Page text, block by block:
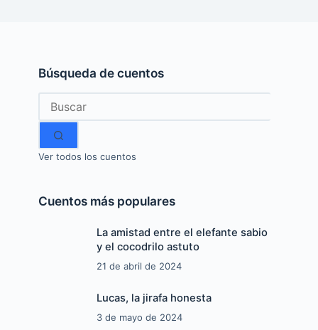
Búsqueda de cuentos
Sin
resultados
Ver todos los cuentos
Cuentos más populares
La amistad entre el elefante sabio
y el cocodrilo astuto
21 de abril de 2024
Lucas, la jirafa honesta
3 de mayo de 2024